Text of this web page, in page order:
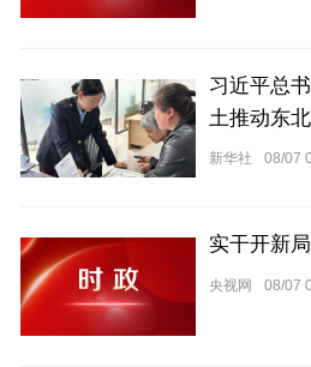
习近平总
土推动东
新华社 08/07
实干开新
央视网 08/07